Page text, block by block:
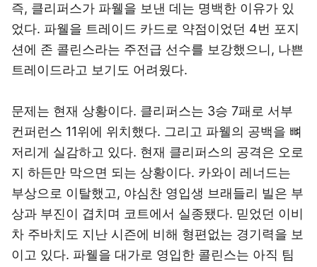
즉, 클리퍼스가 파웰을 보낸 데는 명백한 이유가 있
었다. 파웰을 트레이드 카드로 약점이었던 4번 포지
션에 존 콜린스라는 주전급 선수를 보강했으니, 나쁜
트레이드라고 보기도 어려웠다.
문제는 현재 상황이다. 클리퍼스는 3승 7패로 서부
컨퍼런스 11위에 위치했다. 그리고 파웰의 공백을 뼈
저리게 실감하고 있다. 현재 클리퍼스의 공격은 오로
지 하든만 막으면 되는 상황이다. 카와이 레너드는
부상으로 이탈했고, 야심찬 영입생 브래들리 빌은 부
상과 부진이 겹치며 코트에서 실종됐다. 믿었던 이비
차 주바치도 지난 시즌에 비해 형편없는 경기력을 보
이고 있다. 파웰을 대가로 영입한 콜린스는 아직 팀